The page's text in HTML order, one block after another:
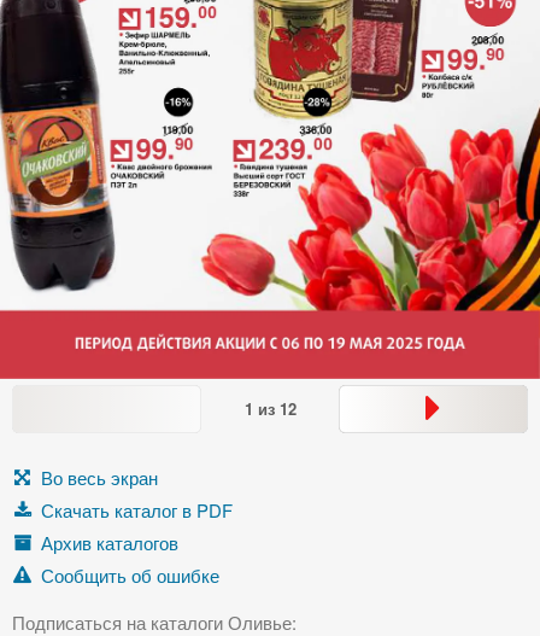
1 из 12
Во весь экран
Скачать каталог в PDF
Архив каталогов
Сообщить об ошибке
Подписаться на каталоги Оливье: